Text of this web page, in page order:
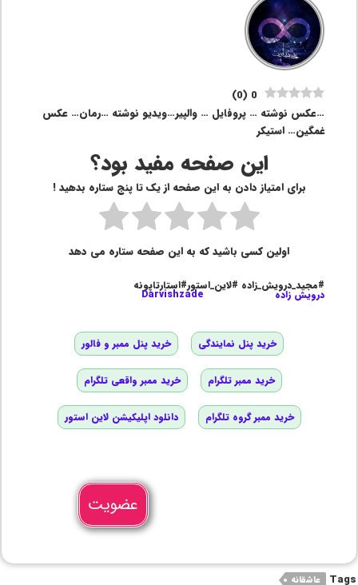
0
(
0
)
…عکس نوشته … پروفایل … والپیر…ویدیو نوشته …رمان… عکس
غمگین… استیکر
این صفحه مفید بود؟
برای امتیاز دادن به این صفحه از یک تا پنج ستاره بدهید !
اولین کسی باشید که به این صفحه ستاره می دهد
#مجید_درویش_زاده #لاین_استور#استارتاپونه
درویش زاده Darvishzade
خرید پنل نمایندگی خرید پنل ممبر و فالور
خرید ممبر تلگرام خرید ممبر واقعی تلگرام
خرید ممبر گروه تلگرام دانلود اپلیکیشن لاین استور
عضویت
Tags عاشقانه